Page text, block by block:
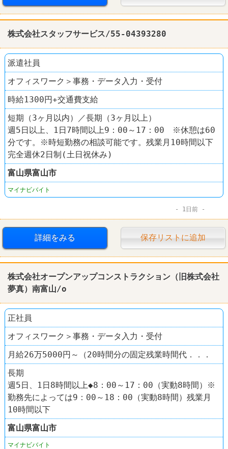
株式会社スタッフサービス/55-04393280
派遣社員
オフィスワーク＞事務・データ入力・受付
時給1300円+交通費支給
短期（3ヶ月以内）／長期（3ヶ月以上）
週5日以上、1日7時間以上9：00～17：00 ※休憩は60
分です。※時短勤務の相談可能です。残業月10時間以下
完全週休2日制(土日祝休み)
富山県富山市
マイナビバイト
1日前
詳細をみる 保存リストに追加
株式会社オープンアップコンストラクション（旧株式会社
夢真）南富山/o
正社員
オフィスワーク＞事務・データ入力・受付
月給26万5000円～（20時間分の固定残業時間代．．．
長期
週5日、1日8時間以上◆8：00～17：00（実動8時間）※
勤務先によっては9：00～18：00（実動8時間）残業月
10時間以下
富山県富山市
マイナビバイト